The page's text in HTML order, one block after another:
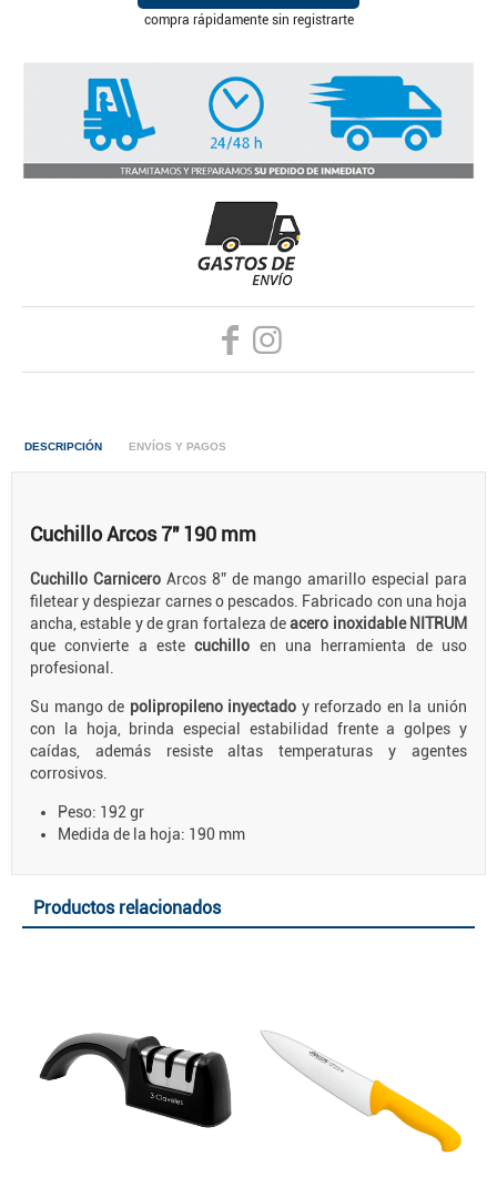
compra rápidamente sin registrarte
DESCRIPCIÓN ENVÍOS Y PAGOS
Cuchillo Arcos 7" 190 mm
Cuchillo CarniceroArcos 8” de mango amarillo especial para
filetear y despiezar carnes o pescados. Fabricado con una hoja
ancha, estable y de gran fortaleza deacero inoxidable NITRUM
que convierte a estecuchillo en una herramienta de uso
profesional.
Su mango de polipropileno inyectado y reforzado en la unión
con la hoja, brinda especial estabilidad frente a golpes y
caídas, además resiste altas temperaturas y agentes
corrosivos.
Peso: 192 gr
Medida de la hoja: 190 mm
Productos relacionados